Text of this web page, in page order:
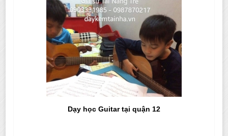
Dạy học Guitar tại quận 12